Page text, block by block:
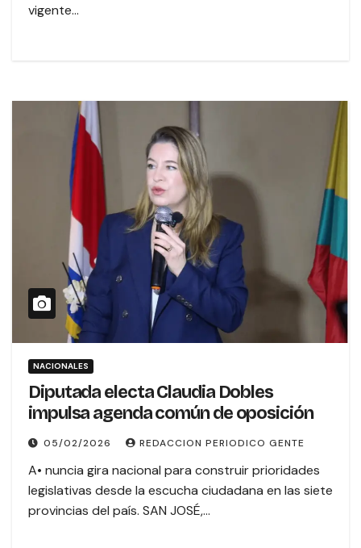
vigente…
NACIONALES
Diputada electa Claudia Dobles
impulsa agenda común de oposición
05/02/2026 REDACCION PERIODICO GENTE
A• nuncia gira nacional para construir prioridades
legislativas desde la escucha ciudadana en las siete
provincias del país. SAN JOSÉ,…